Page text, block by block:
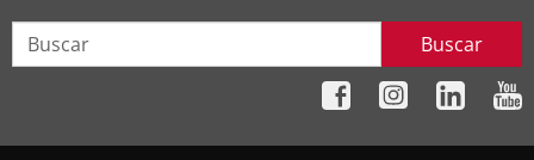
Buscar